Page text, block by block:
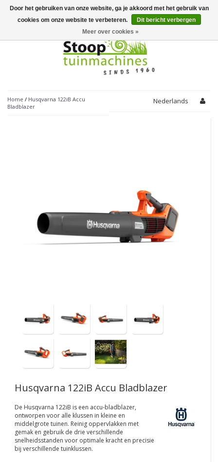
Toggle
navigation
Home / Husqvarna 122iB Accu
Bladblazer
Nederlands
Husqvarna 122iB Accu Bladblazer
De Husqvarna 122iB is een accu-bladblazer,
ontworpen voor alle klussen in kleine en
middelgrote tuinen. Reinig oppervlakken met
gemak en gebruik de drie verschillende
snelheidsstanden voor optimale kracht en precisie
bij verschillende tuinklussen.
Door het gebruiken van onze website, ga je akkoord met het gebruik van
cookies om onze website te verbeteren.
Dit bericht verbergen
Meer over cookies »